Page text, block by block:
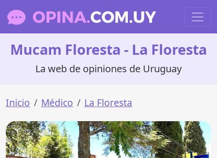
Mucam Floresta - La Floresta
La web de opiniones de Uruguay
Inicio Médico La Floresta